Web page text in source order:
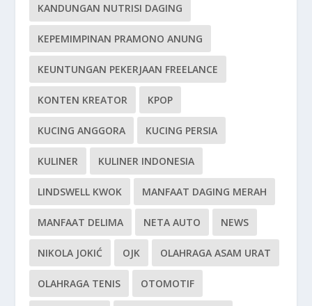
KANDUNGAN NUTRISI DAGING
KEPEMIMPINAN PRAMONO ANUNG
KEUNTUNGAN PEKERJAAN FREELANCE
KONTEN KREATOR KPOP
KUCING ANGGORA KUCING PERSIA
KULINER KULINER INDONESIA
LINDSWELL KWOK MANFAAT DAGING MERAH
MANFAAT DELIMA NETA AUTO NEWS
NIKOLA JOKIĆ OJK OLAHRAGA ASAM URAT
OLAHRAGA TENIS OTOMOTIF